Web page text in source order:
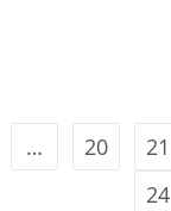
Seite
… 20 21
24